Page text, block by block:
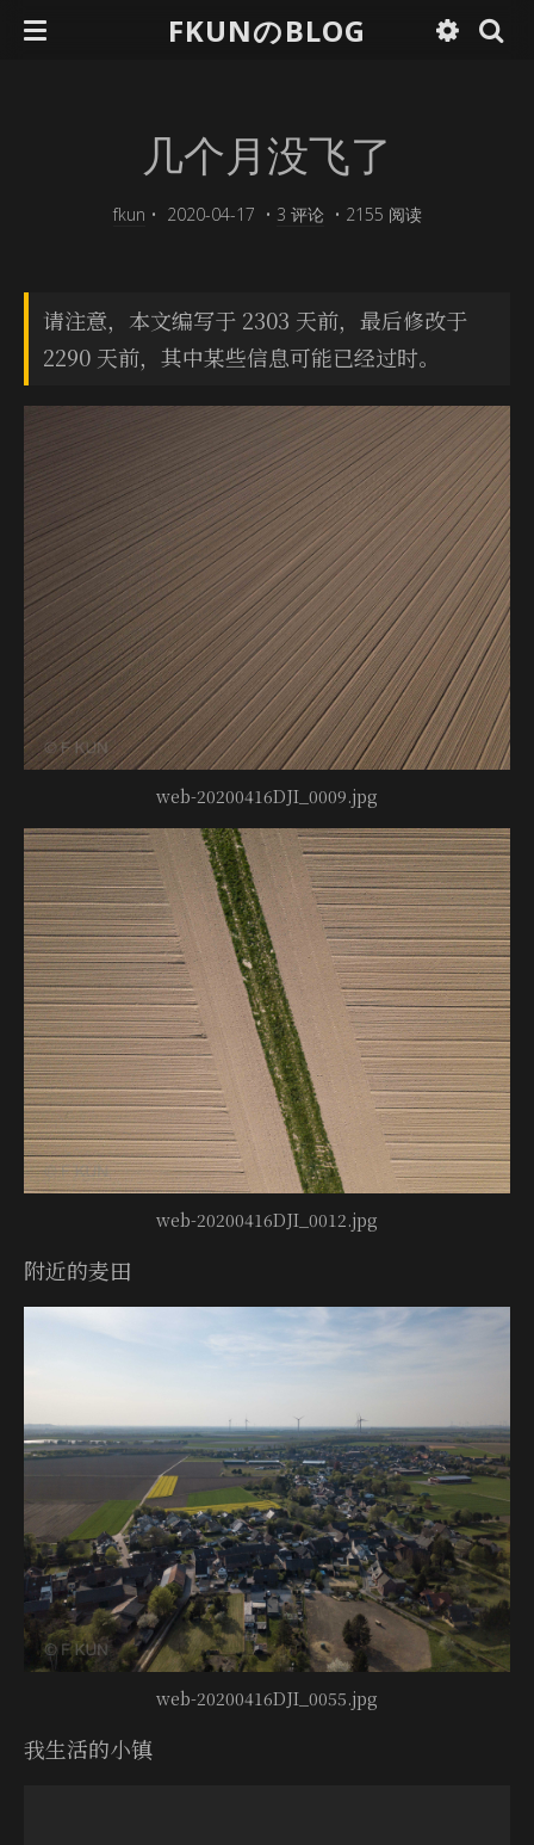
FKUNのBLOG
几个月没飞了
fkun • 2020-04-17 • 3 评论• 2155 阅读
请注意，本文编写于 2303 天前，最后修改于
2290 天前，其中某些信息可能已经过时。
web-20200416DJI_0009.jpg
web-20200416DJI_0012.jpg
附近的麦田
web-20200416DJI_0055.jpg
我生活的小镇